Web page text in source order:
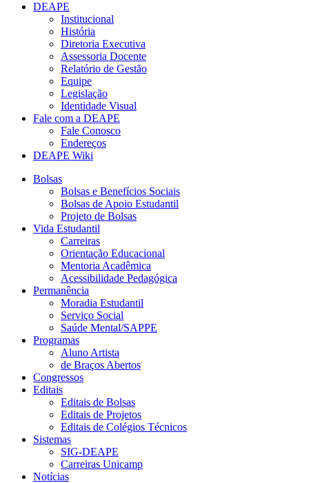
DEAPE
Institucional
História
Diretoria Executiva
Assessoria Docente
Relatório de Gestão
Equipe
Legislação
Identidade Visual
Fale com a DEAPE
Fale Conosco
Endereços
DEAPE Wiki
Bolsas
Bolsas e Benefícios Sociais
Bolsas de Apoio Estudantil
Projeto de Bolsas
Vida Estudantil
Carreiras
Orientação Educacional
Mentoria Acadêmica
Acessibilidade Pedagógica
Permanência
Moradia Estudantil
Serviço Social
Saúde Mental/SAPPE
Programas
Aluno Artista
de Braços Abertos
Congressos
Editais
Editais de Bolsas
Editais de Projetos
Editais de Colégios Técnicos
Sistemas
SIG-DEAPE
Carreiras Unicamp
Notícias